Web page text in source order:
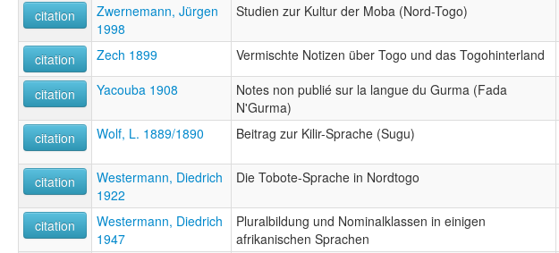
citation
Zwernemann, Jürgen
1998
Studien zur Kultur der Moba (Nord-Togo)
citation Zech 1899 Vermischte Notizen über Togo und das Togohinterland
citation Yacouba 1908
Notes non publié sur la langue du Gurma (Fada
N'Gurma)
citation Wolf, L. 1889/1890 Beitrag zur Kilir-Sprache (Sugu)
citation
Westermann, Diedrich
1922
Die Tobote-Sprache in Nordtogo
citation
Westermann, Diedrich
1947
Pluralbildung und Nominalklassen in einigen
afrikanischen Sprachen